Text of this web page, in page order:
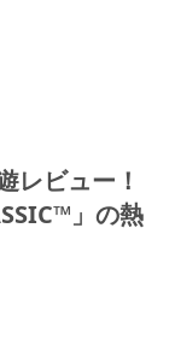
レビュー！
」の熱